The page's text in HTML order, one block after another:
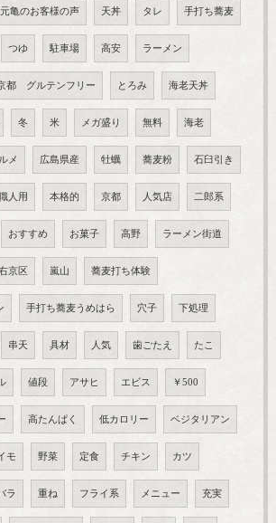
亀のお客様の声 天丼 タレ 手打ち蕎麦
つゆ 駐車場 高安 ラーメン
都 グルテンフリー とろみ 海老天丼
冬 米 メガ盛り 無料 海老
メ 広島県産 牡蠣 蕎麦粉 石臼引き
人用 本格的 京都 人気店 二郎系
おすすめ お菓子 高野 ラーメン街道
京区 嵐山 蕎麦打ち体験
手打ち蕎麦うめはら 穴子 下処理
串天 具材 人気 歯ごたえ たこ
値段 アサヒ エビス ￥500
高たんぱく 低カロリー ベジタリアン
モ 野菜 定食 チキン カツ
ラ 重ね フライ系 メニュー 充実